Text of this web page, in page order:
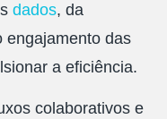
dados, da
engajamento das
a eficiência.
colaborativos e